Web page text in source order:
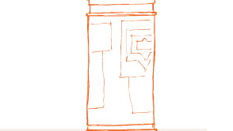
om mee te doenStadsherstel